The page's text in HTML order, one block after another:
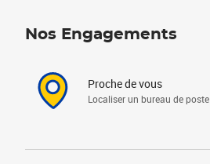
Nos Engagements
Proche de vous
Localiser un bureau de poste